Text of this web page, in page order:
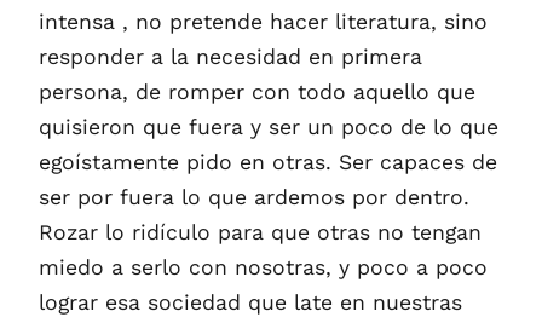
intensa , no pretende hacer literatura, sino
responder a la necesidad en primera
persona, de romper con todo aquello que
quisieron que fuera y ser un poco de lo que
egoístamente pido en otras. Ser capaces de
ser por fuera lo que ardemos por dentro.
Rozar lo ridículo para que otras no tengan
miedo a serlo con nosotras, y poco a poco
lograr esa sociedad que late en nuestras